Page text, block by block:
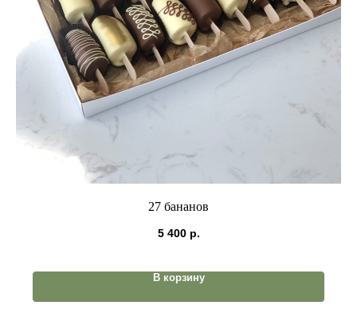
27 бананов
5 400 р.
В корзину